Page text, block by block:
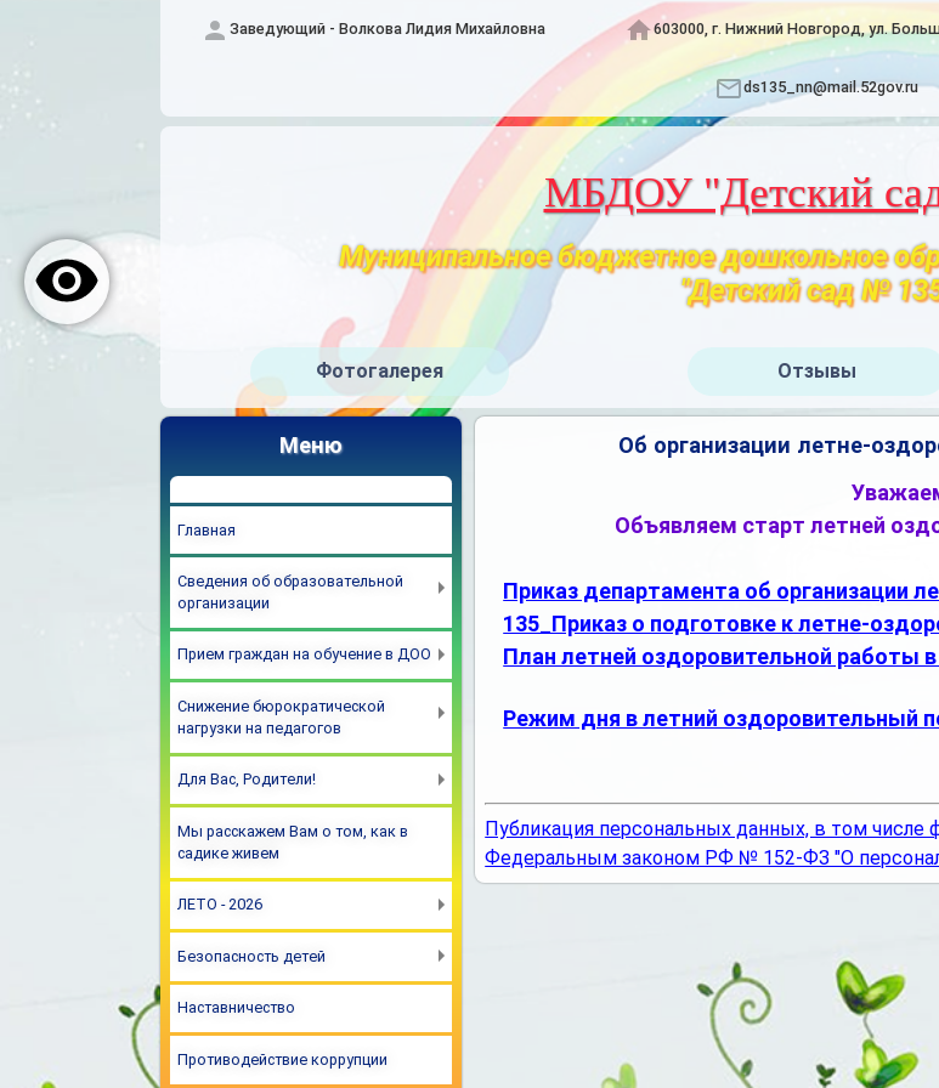
Заведующий - Волкова Лидия Михайловна 603000, г. Нижний Новгород, ул.
ds135_nn@mail.52gov.ru
МБДОУ "Детский
Муниципальное бюджетное дошкольное
"Детский сад №
Фотогалерея Отзывы
Меню
Главная
Сведения об образовательной
организации
Прием граждан на обучение в ДОО
Снижение бюрократической
нагрузки на педагогов
Для Вас, Родители!
Мы расскажем Вам о том, как в
садике живем
ЛЕТО - 2026
Безопасность детей
Наставничество
Противодействие коррупции
Об организации летне-
Объявляем старт летней
Приказ департамента об организации
135_Приказ о подготовке к летне-
План летней оздоровительной работы
Режим дня в летний оздоровительный
Публикация персональных данных, в том числе
Федеральным законом РФ № 152-ФЗ "О